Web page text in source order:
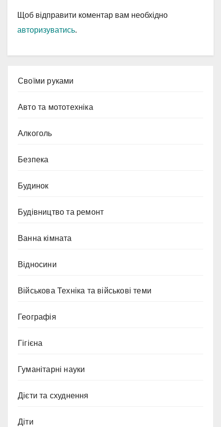
Щоб відправити коментар вам необхідно
авторизуватись.
Cвоїми руками
Авто та мототехніка
Алкоголь
Безпека
Будинок
Будівництво та ремонт
Ванна кімната
Відносини
Військова Техніка та військові теми
Географія
Гігієна
Гуманітарні науки
Дієти та схуднення
Діти